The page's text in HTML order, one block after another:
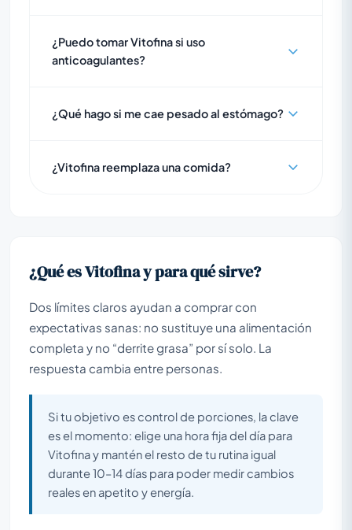
¿Puedo tomar Vitofina si uso
anticoagulantes?
¿Qué hago si me cae pesado al estómago?
¿Vitofina reemplaza una comida?
¿Qué es Vitofina y para qué sirve?
Dos límites claros ayudan a comprar con
expectativas sanas: no sustituye una alimentación
completa y no “derrite grasa” por sí solo. La
respuesta cambia entre personas.
Si tu objetivo es control de porciones, la clave
es el momento: elige una hora fija del día para
Vitofina y mantén el resto de tu rutina igual
durante 10–14 días para poder medir cambios
reales en apetito y energía.